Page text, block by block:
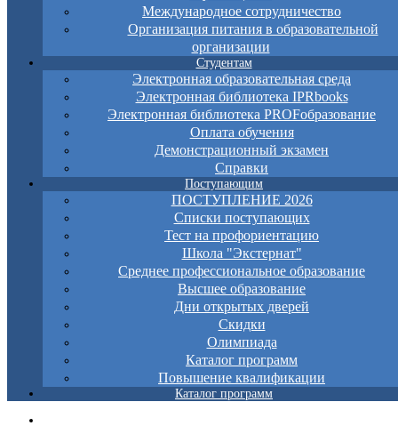
Международное сотрудничество
Организация питания в образовательной
организации
Студентам
Электронная образовательная среда
Электронная библиотека IPRbooks
Электронная библиотека PROFобразование
Оплата обучения
Демонстрационный экзамен
Справки
Поступающим
ПОСТУПЛЕНИЕ 2026
Списки поступающих
Тест на профориентацию
Школа "Экстернат"
Среднее профессиональное образование
Высшее образование
Дни открытых дверей
Скидки
Олимпиада
Каталог программ
Повышение квалификации
Каталог программ